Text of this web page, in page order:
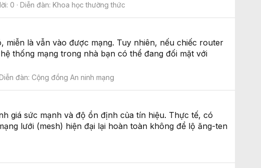
0 Diễn đàn:Khoa học thường thức
là vẫn vào được mạng. Tuy nhiên, nếu chiếc router
thống mạng trong nhà bạn có thể đang đối mặt với
đàn: Cộng đồng An ninh mạng
giá sức mạnh và độ ổn định của tín hiệu. Thực tế, có
lưới (mesh) hiện đại lại hoàn toàn không để lộ ăng-ten